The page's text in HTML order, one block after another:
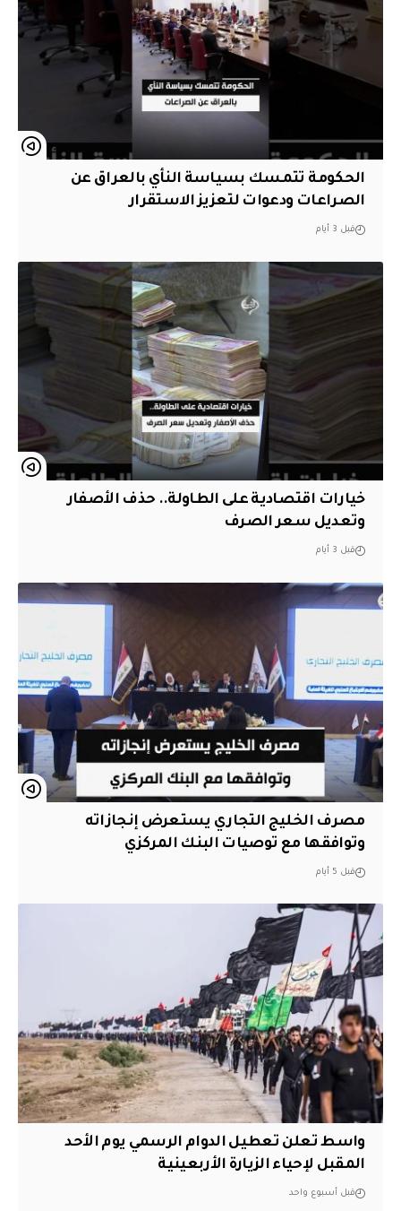
الحكومة تتمسك بسياسة النأي بالعراق عن
الصراعات ودعوات لتعزيز الاستقرار
قبل 3 أيام
خيارات اقتصادية على الطاولة.. حذف الأصفار
وتعديل سعر الصرف
قبل 3 أيام
مصرف الخليج التجاري يستعرض إنجازاته
وتوافقها مع توصيات البنك المركزي
قبل 5 أيام
واسط تعلن تعطيل الدوام الرسمي يوم الأحد
المقبل لإحياء الزيارة الأربعينية
قبل أسبوع واحد